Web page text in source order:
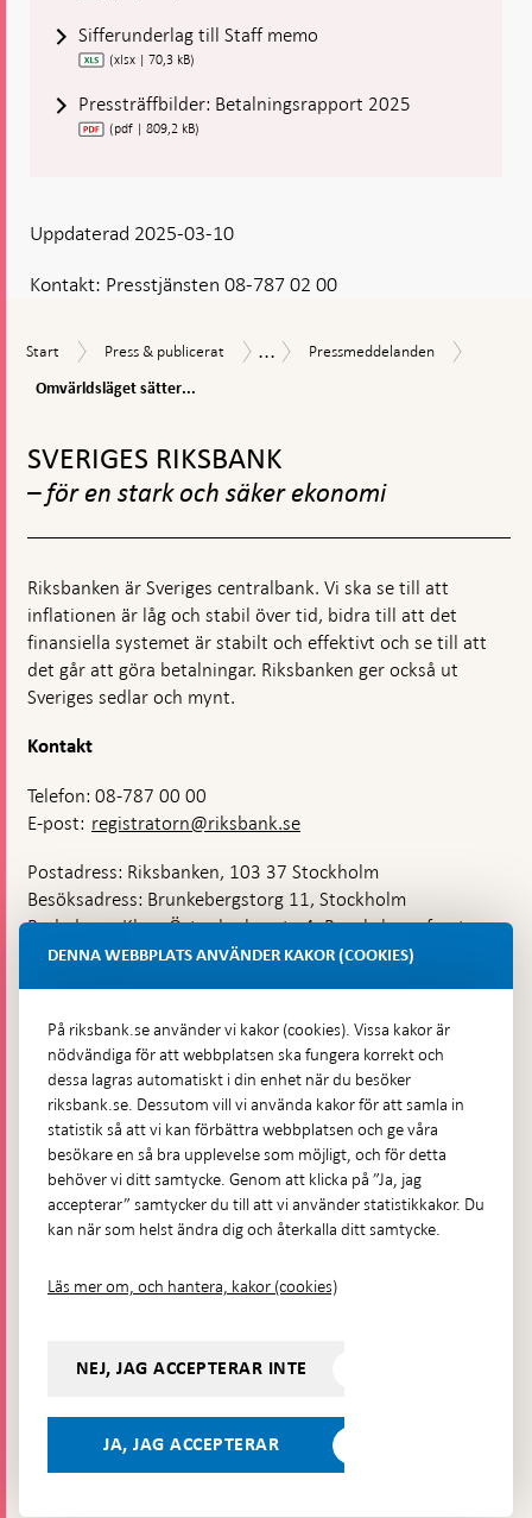
Sifferunderlag till Staff memo
(xlsx | 70,3 kB)
Pressträffbilder: Betalningsrapport 2025
(pdf | 809,2 kB)
Kontakt: Presstjänsten 08-787 02 00
Uppdaterad 2025-03-10
Start
Start
Press
publicerat
Press & publicerat
Nyheter
... Pressmeddelanden
Pressmeddelanden
Omvärldsläget sätter...
toppnavigation
SVERIGES RIKSBANK
– för en stark och säker ekonomi
Riksbanken är Sveriges centralbank. Vi ska se till att
inflationen är låg och stabil över tid, bidra till att det
finansiella systemet är stabilt och effektivt och se till att
det går att göra betalningar. Riksbanken ger också ut
Sveriges sedlar och mynt.
Kontakt
Telefon: 08-787 00 00
E-post: registratorn@riksbank.se
Postadress: Riksbanken, 103 37 Stockholm
Besöksadress: Brunkebergstorg 11, Stockholm
Budadress: Klara Östra kyrkogata 4, Brunkebergsfaret,
Lastplats 6
Hitta direkt
Frågor och svar-
Öppnas
i
ny
flik
Till Riksbankens webbarkiv-
Öppnas
i
ny
Presskontakt
Integritetspolicy
Följ oss på sociala medier
YouTubeDela på:
Facebook
Dela på:
Instagram
Dela
på:
Bluesky
DENNA WEBBPLATS ANVÄNDER KAKOR (COOKIES)
På riksbank.se använder vi kakor (cookies). Vissa kakor är
nödvändiga för att webbplatsen ska fungera korrekt och
dessa lagras automatiskt i din enhet när du besöker
riksbank.se. Dessutom vill vi använda kakor för att samla in
statistik så att vi kan förbättra webbplatsen och ge våra
besökare en så bra upplevelse som möjligt, och för detta
behöver vi ditt samtycke. Genom att klicka på ”Ja, jag
accepterar” samtycker du till att vi använder statistikkakor. Du
kan när som helst ändra dig och återkalla ditt samtycke.
Läs mer om, och hantera, kakor (cookies)
NEJ, JAG ACCEPTERAR INTE
JA, JAG ACCEPTERAR